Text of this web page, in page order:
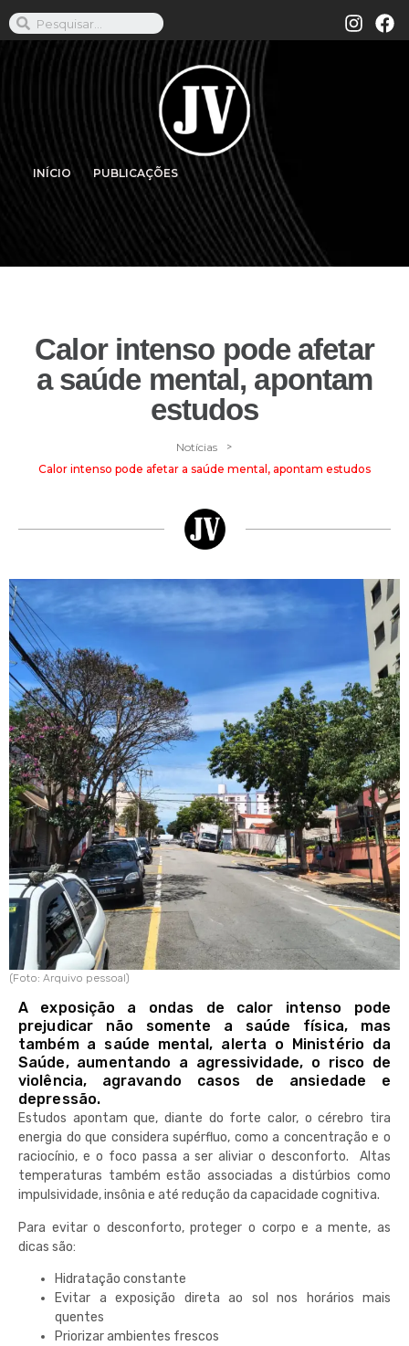
INÍCIO PUBLICAÇÕES
Calor intenso pode afetar
a saúde mental, apontam
estudos
Notícias >
Calor intenso pode afetar a saúde mental, apontam estudos
(Foto: Arquivo pessoal)
A exposição a ondas de calor intenso pode
prejudicar não somente a saúde física, mas
também a saúde mental, alerta o Ministério da
Saúde, aumentando a agressividade, o risco de
violência, agravando casos de ansiedade e
depressão.
Estudos apontam que, diante do forte calor, o cérebro tira
energia do que considera supérfluo, como a concentração e o
raciocínio, e o foco passa a ser aliviar o desconforto. Altas
temperaturas também estão associadas a distúrbios como
impulsividade, insônia e até redução da capacidade cognitiva.
Para evitar o desconforto, proteger o corpo e a mente, as
dicas são:
Hidratação constante
Evitar a exposição direta ao sol nos horários mais
quentes
Priorizar ambientes frescos